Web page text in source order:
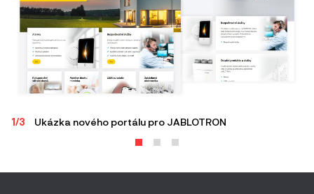
1/3 Ukázka nového portálu pro JABLOTRON